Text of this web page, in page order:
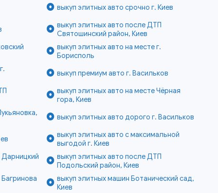
выкуп элитных авто срочно г. Киев
выкуп элитных авто после ДТП
Святошинский район, Киев
выкуп элитных авто на месте г.
Борисполь
выкуп премиум авто г. Васильков
выкуп элитных авто на месте Чёрная
гора, Киев
выкуп элитных авто дорого г. Васильков
выкуп элитных авто с максимальной
выгодой г. Киев
Дарницкий
выкуп элитных авто после ДТП
Подольский район, Киев
выкуп элитных машин Ботанический сад,
Киев